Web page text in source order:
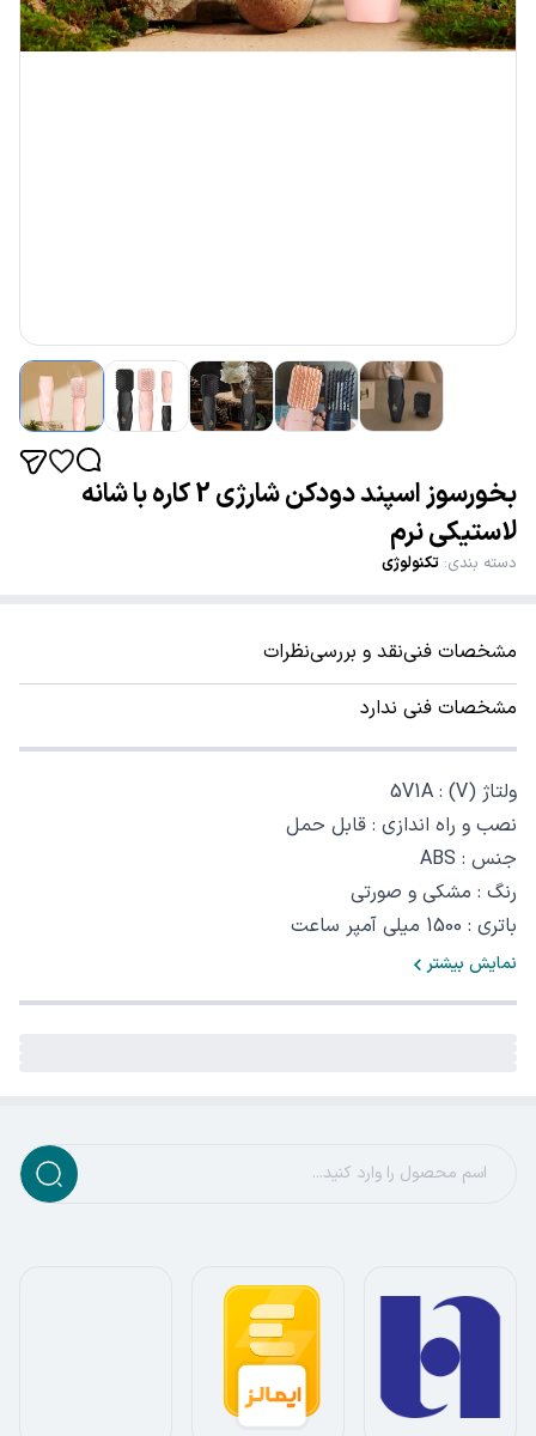
بخورسوز اسپند دودکن شارژی 2 کاره با شانه
لاستیکی نرم
دسته بندی: تکنولوژی
مشخصات فنینقد و بررسینظرات
مشخصات فنی ندارد
ولتاژ (V)‏ : ‏5V1A‏
نصب و راه اندازی : قابل حمل
جنس : ABS
رنگ : مشکی و صورتی
باتری : 1500 میلی آمپر ساعت
نمایش بیشتر